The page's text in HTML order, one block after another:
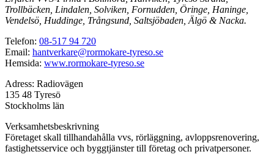
Trollbäcken, Lindalen, Solviken, Fornudden, Öringe, Haninge,
Vendelsö, Huddinge, Trångsund, Saltsjöbaden, Älgö & Nacka.
Telefon: 08-517 94 720
Email: hantverkare@rormokare-tyreso.se
Hemsida: www.rormokare-tyreso.se
Adress: Radiovägen
135 48 Tyresö
Stockholms län
Verksamhetsbeskrivning
Företaget skall tillhandahålla vvs, rörläggning, avloppsrenovering,
fastighetsservice och byggtjänster till företag och privatpersoner.